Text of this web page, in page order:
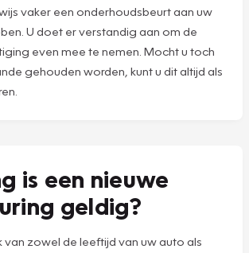
vaker een onderhoudsbeurt aan uw
U doet er verstandig aan om de
even mee te nemen. Mocht u toch
gehouden worden, kunt u dit altijd als
is een nieuwe
geldig?
van zowel de leeftijd van uw auto als